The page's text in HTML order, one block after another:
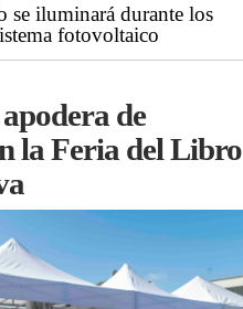
se iluminará durante los
fotovoltaico
de
la Feria del Libro